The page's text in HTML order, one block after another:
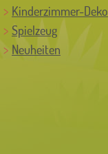
Kinderzimmer-Deko
Spielzeug
Neuheiten